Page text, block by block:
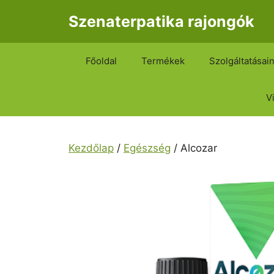
Szenaterpatika rajongók
Főoldal Termékek
Kezdőlap / Egészség / Alcozar